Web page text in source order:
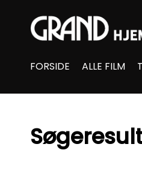
Accessibility
FORSIDE ALLE FILM